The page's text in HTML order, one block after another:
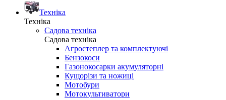
Техніка
Техніка
Садова техніка
Садова техніка
Агростеплер та комплектуючі
Бензокоси
Газонокосарки акумуляторні
Кущорізи та ножиці
Мотобури
Мотокультиватори